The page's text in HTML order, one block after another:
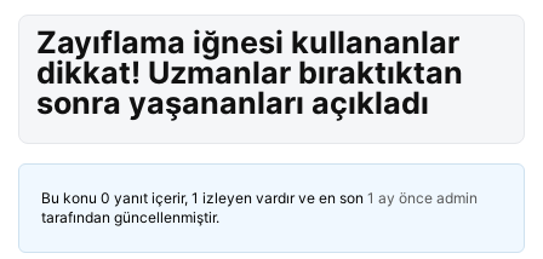
Zayıflama iğnesi kullananlar
dikkat! Uzmanlar bıraktıktan
sonra yaşananları açıkladı
Bu konu 0 yanıt içerir, 1 izleyen vardır ve en son 1 ay önce admin
tarafından güncellenmiştir.